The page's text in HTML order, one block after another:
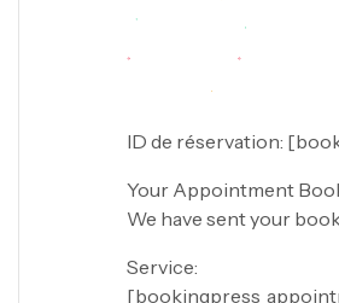
ID de réservation:
Your Appointment
We have sent your
Service: